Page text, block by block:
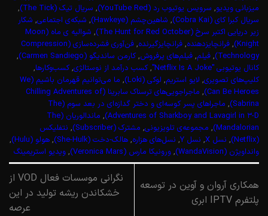
میزبانی ویدیو, سرویس یوتیوب رد (YouTube Red) , سریال تیک (The Tick)
,
سریال کبرا کای (Cobra Kai)
, شاهین‌چشم (Hawkeye) , شبکه‌ی اجتماعی, شکار
زیر دریایی اکتبر سرخ (The Hunt for Red October)
,
شوالیه ی ماه (Moon
Knight)
, فرانچایز‌دهنده, فرانچایز‌گیرنده,
فن‌آوری فشرده‌سازی (Compression
Technology)
, فیلم, فیلم‌های پرفروش,کارمن ساندیگو (Carmen Sandiego)
,
کانال یوتیوبی "Netflix Is A Joke"
,کسب درآمد از نوستالژی,کسب‌وکارها,
کلیپ‌های تصویری, لایو استریم, لوکی (Loki) ,
ما می‌توانیم قهرمان باشیم (We
Can Be Heroes)
,
ماجراجویی‌های ترسناک سابرینا (Chilling Adventures of
Sabrina)
,
ماجراهای پسر کوسه‌ای و دختر گدازه‌ای در بعد سوم (The
Adventures of Sharkboy and Lavagirl in 3-D)
,
ماندالوریان (The
Mandalorian)
, مجموعه‌ی تلویزیونی, مشترک (Subscriber) , نتفلیکس
(Netflix)
, نسل X , نسل Y , نسل‌های هزاره, هالک-دخت (She-Hulk) , هولو (Hulu)
,
وانداویژن (WandaVision)
, ورونیکا مارس (Veronica Mars) , ویدیو استریمینگ
همکاری آروان و آوین در توسعه
پلتفرم IPTV ابری
نگرانی موسسات فعال VOD از
خشکاندن ریشه تولید در این
عرصه